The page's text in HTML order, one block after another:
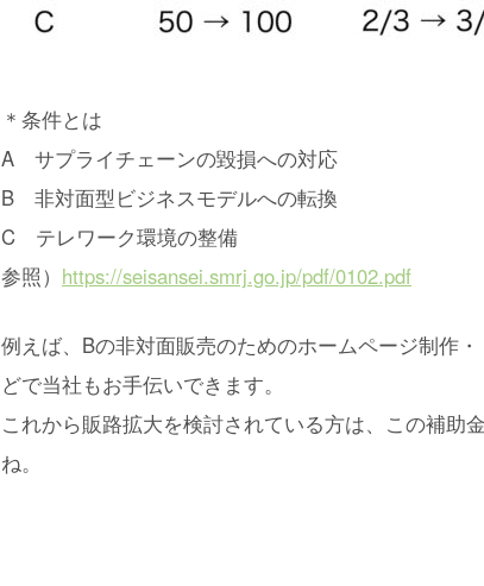
＊条件とは
A サプライチェーンの毀損への対応
B 非対面型ビジネスモデルへの転換
C テレワーク環境の整備
参照） https://seisansei.smrj.go.jp/pdf/0102.pdf
例えば、Bの非対面販売のためのホームページ制作
どで当社もお手伝いできます。
これから販路拡大を検討されている方は、この補助
ね。